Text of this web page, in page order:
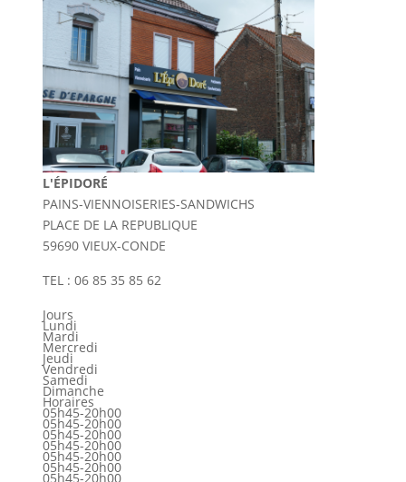
L'ÉPIDORÉ
PAINS-VIENNOISERIES-SANDWICHS
PLACE DE LA REPUBLIQUE
59690 VIEUX-CONDE
TEL : 06 85 35 85 62
Jours
Lundi
Mardi
Mercredi
Jeudi
Vendredi
Samedi
Dimanche
Horaires
05h45-20h00
05h45-20h00
05h45-20h00
05h45-20h00
05h45-20h00
05h45-20h00
05h45-20h00